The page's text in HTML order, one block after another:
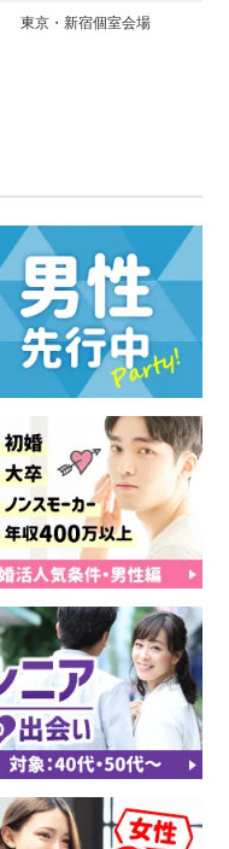
東京・新宿個室会場